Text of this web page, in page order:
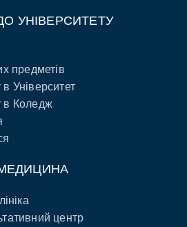
УНІВЕРСИТЕТУ
предметів
Університет
в Коледж
центр